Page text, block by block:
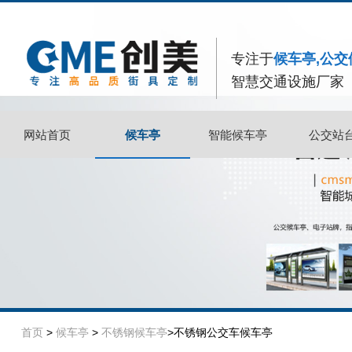
专注于候车亭,公
智慧交通设施厂家
网站首页
候车亭
候车亭 智能候车亭 公交站
公交站
首页> 候车亭 > 不锈钢候车亭>不锈钢公交车候车亭